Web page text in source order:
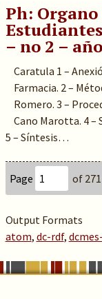
Ph:
– no 2 –
Caratula 1 –
Farmacia. 2 –
Romero. 3 –
Cano Marotta. 4 –
5 – Síntesis…
Page of 271
Output Formats
atom, dc-rdf,